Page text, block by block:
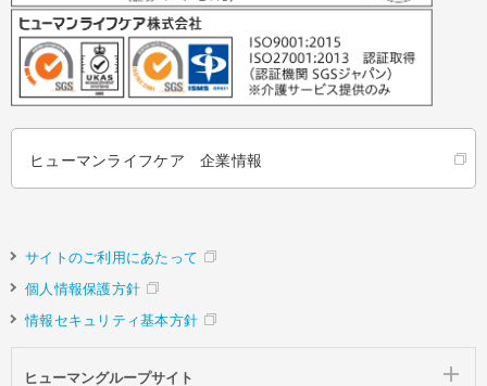
ヒューマンライフケア 企業情報
サイトのご利用にあたって
個人情報保護方針
情報セキュリティ基本方針
ヒューマングループサイト